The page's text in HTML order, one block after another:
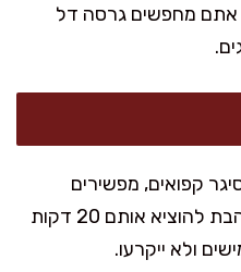
אתם מחפשים גרסה דל
קפואים, מפשירים
במקרר כמה שעות. אני אוהבת להוציא אותם 20 דקות
ולא ייקרעו.